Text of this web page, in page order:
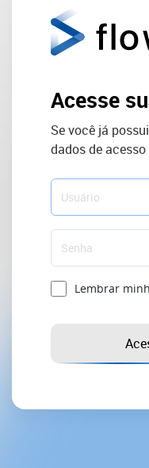
Acesse
Se você já
dados de
Lembrar